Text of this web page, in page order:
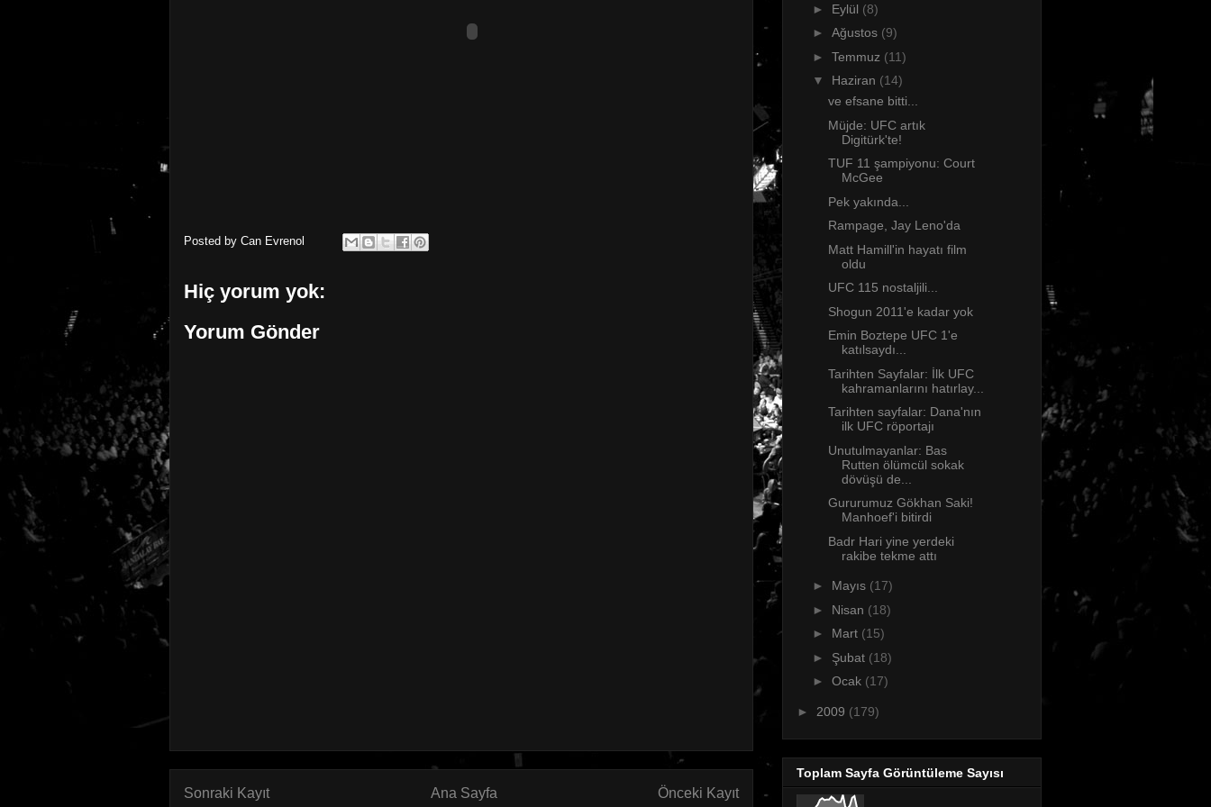
Posted by Can Evrenol
Hiç yorum yok:
Yorum Gönder
Sonraki Kayıt Önceki Kayıt
Ana Sayfa
► Eylül (8)
► Ağustos (9)
► Temmuz (11)
▼ Haziran (14)
ve efsane bitti...
Müjde: UFC artık
Digitürk'te!
TUF 11 şampiyonu: Court
McGee
Pek yakında...
Rampage, Jay Leno'da
Matt Hamill'in hayatı film
oldu
UFC 115 nostaljili...
Shogun 2011'e kadar yok
Emin Boztepe UFC 1'e
katılsaydı...
Tarihten Sayfalar: İlk UFC
kahramanlarını hatırlay...
Tarihten sayfalar: Dana'nın
ilk UFC röportajı
Unutulmayanlar: Bas
Rutten ölümcül sokak
dövüşü de...
Gururumuz Gökhan Saki!
Manhoef'i bitirdi
Badr Hari yine yerdeki
rakibe tekme attı
► Mayıs (17)
► Nisan (18)
► Mart (15)
► Şubat (18)
► Ocak (17)
► 2009 (179)
Toplam Sayfa Görüntüleme Sayısı